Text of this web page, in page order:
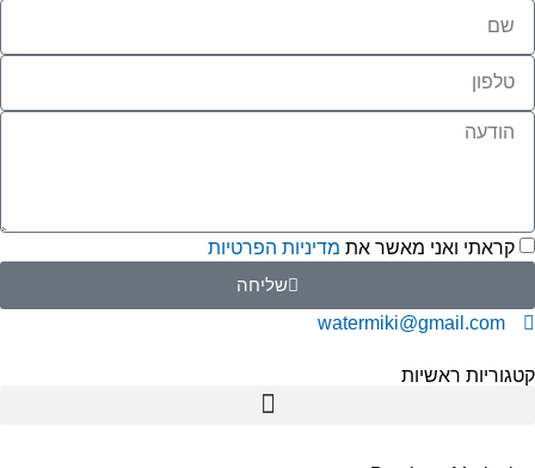
קראתי ואני מאשר אתמדיניות הפרטיות
שליחה
watermiki@gmail.com
ראשיות